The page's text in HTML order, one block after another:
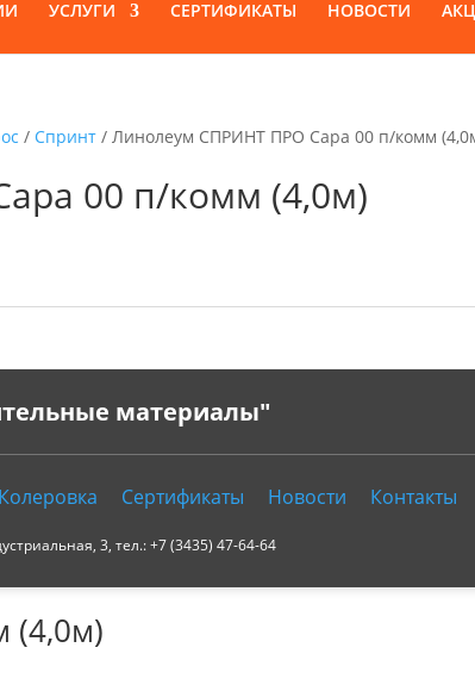
УСЛУГИ СЕРТИФИКАТЫ НОВОСТИ
/ Спринт / Линолеум СПРИНТ ПРО Сара 00 п/комм
00 п/комм (4,0м)
материалы"
Колеровка Сертификаты Новости Контакты
3, тел.: +7 (3435) 47-64-64
(4,0м)